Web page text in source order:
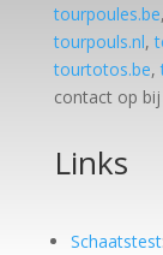
tourpoules.be
tourpouls.nl,
tourtotos.be,
contact op
Links
Schaatstest: